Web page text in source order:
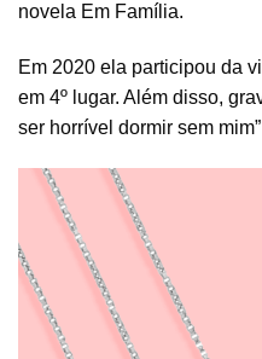
novela Em Família.
Em 2020 ela participou da
em 4º lugar. Além disso,
ser horrível dormir sem